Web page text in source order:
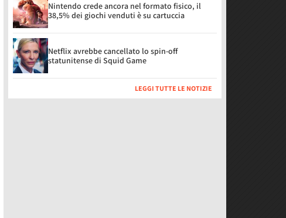
Nintendo crede ancora nel formato fisico, il
38,5% dei giochi venduti è su cartuccia
Netflix avrebbe cancellato lo spin-off
statunitense di Squid Game
LEGGI TUTTE LE NOTIZIE